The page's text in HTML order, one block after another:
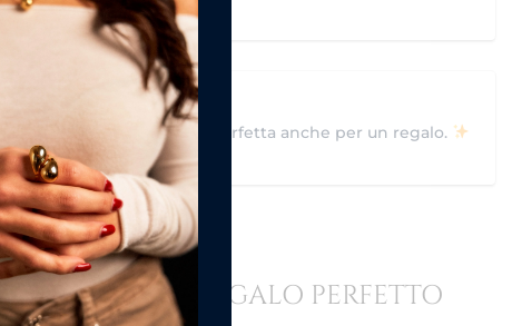
elegante firmata Carolgi, perfetta anche per un regalo.
IN UN REGALO PERFETTO